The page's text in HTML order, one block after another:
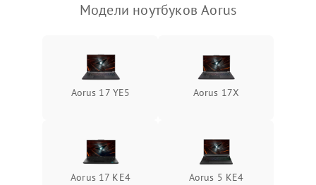
пропадание диска
оперативной памяти:
вылеты приложений,
синие экраны
Подробнее →
Модели ноутбуков Aorus
Aorus 17 YE5 Aorus 17X
Aorus 17 KE4 Aorus 5 KE4